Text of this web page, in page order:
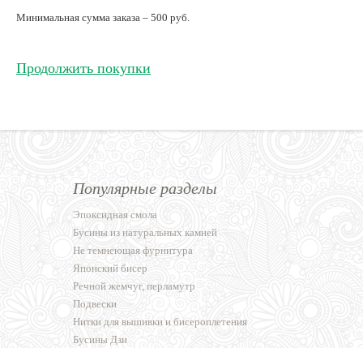
Минимальная сумма заказа – 500 руб.
Продолжить покупки
Популярные разделы
Эпоксидная смола
Бусины из натуральных камней
Не темнеющая фурнитура
Японский бисер
Речной жемчуг, перламутр
Подвески
Нитки для вышивки и бисероплетения
Бусины Дзи